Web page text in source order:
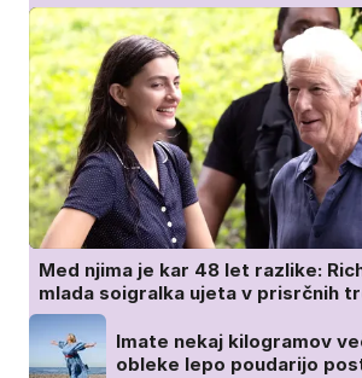
Med njima je kar 48 let razlike:
mlada soigralka ujeta v prisrčnih
Imate nekaj kilogramov
obleke lepo poudarijo